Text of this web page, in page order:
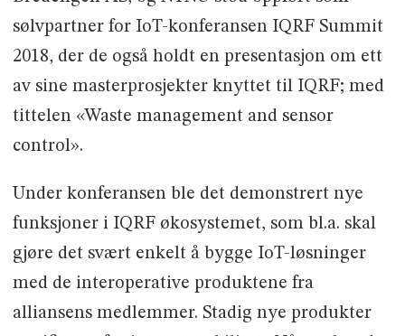
sølvpartner for IoT-konferansen IQRF Summit
2018, der de også holdt en presentasjon om ett
av sine masterprosjekter knyttet til IQRF; med
tittelen «Waste management and sensor
control».
Under konferansen ble det demonstrert nye
funksjoner i IQRF økosystemet, som bl.a. skal
gjøre det svært enkelt å bygge IoT-løsninger
med de interoperative produktene fra
alliansens medlemmer. Stadig nye produkter